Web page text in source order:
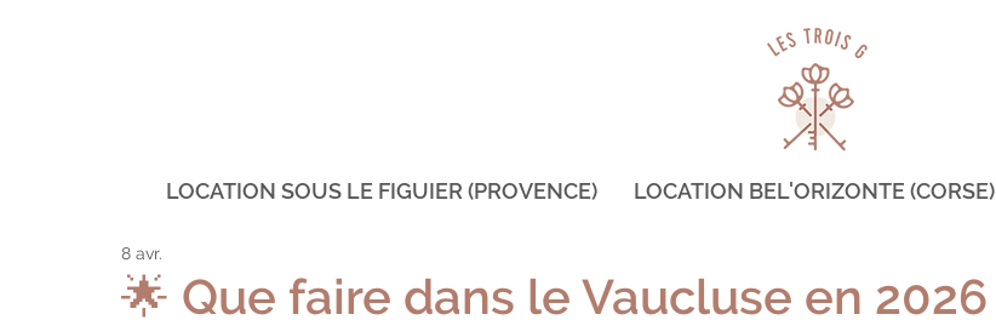
LOCATION SOUS LE FIGUIER (PROVENCE) LOCATION BEL'ORIZONTE (CORSE)
🌟 Que faire dans le Vaucluse en 2026
8 avr.